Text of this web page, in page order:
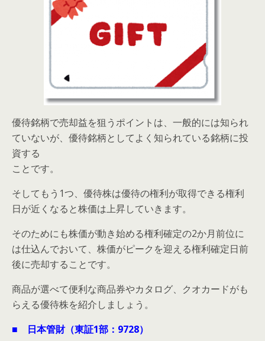
優待銘柄で売却益を狙うポイントは、一般的には知られ
ていないが、優待銘柄としてよく知られている銘柄に投
資する
ことです。
そしてもう1つ、優待株は優待の権利が取得できる権利
日が近くなると株価は上昇していきます。
そのためにも株価が動き始める権利確定の2か月前位に
は仕込んでおいて、株価がピークを迎える権利確定日前
後に売却することです。
商品が選べて便利な商品券やカタログ、クオカードがも
らえる優待株を紹介しましょう。
■ 日本管財（東証1部：9728）